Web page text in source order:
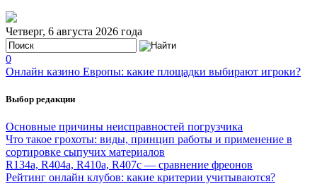
Четверг, 6 августа 2026 года
0
Онлайн казино Европы: какие площадки выбирают игроки?
Выбор редакции
Основные причины неисправностей погрузчика
Что такое грохоты: виды, принцип работы и применение в
сортировке сыпучих материалов
R134a, R404a, R410a, R407c — сравнение фреонов
Рейтинг онлайн клубов: какие критерии учитываются?